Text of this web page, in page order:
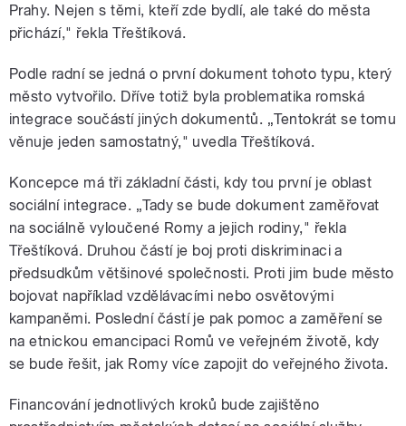
Prahy. Nejen s těmi, kteří zde bydlí, ale také do města
přichází," řekla Třeštíková.
Podle radní se jedná o první dokument tohoto typu, který
město vytvořilo. Dříve totiž byla problematika romská
integrace součástí jiných dokumentů. „Tentokrát se tomu
věnuje jeden samostatný," uvedla Třeštíková.
Koncepce má tři základní části, kdy tou první je oblast
sociální integrace. „Tady se bude dokument zaměřovat
na sociálně vyloučené Romy a jejich rodiny," řekla
Třeštíková. Druhou částí je boj proti diskriminaci a
předsudkům většinové společnosti. Proti jim bude město
bojovat například vzdělávacími nebo osvětovými
kampaněmi. Poslední částí je pak pomoc a zaměření se
na etnickou emancipaci Romů ve veřejném životě, kdy
se bude řešit, jak Romy více zapojit do veřejného života.
Financování jednotlivých kroků bude zajištěno